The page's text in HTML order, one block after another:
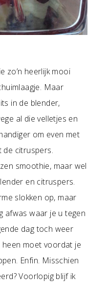
zo’n heerlijk mooi
Maar
in de blender,
al die velletjes en
om even met
de citruspers.
smoothie, maar wel
en citruspers.
slokken op, maar
afwas waar je u tegen
dag toch weer
moet voordat je
Enfin. Misschien
Voorlopig blijf ik